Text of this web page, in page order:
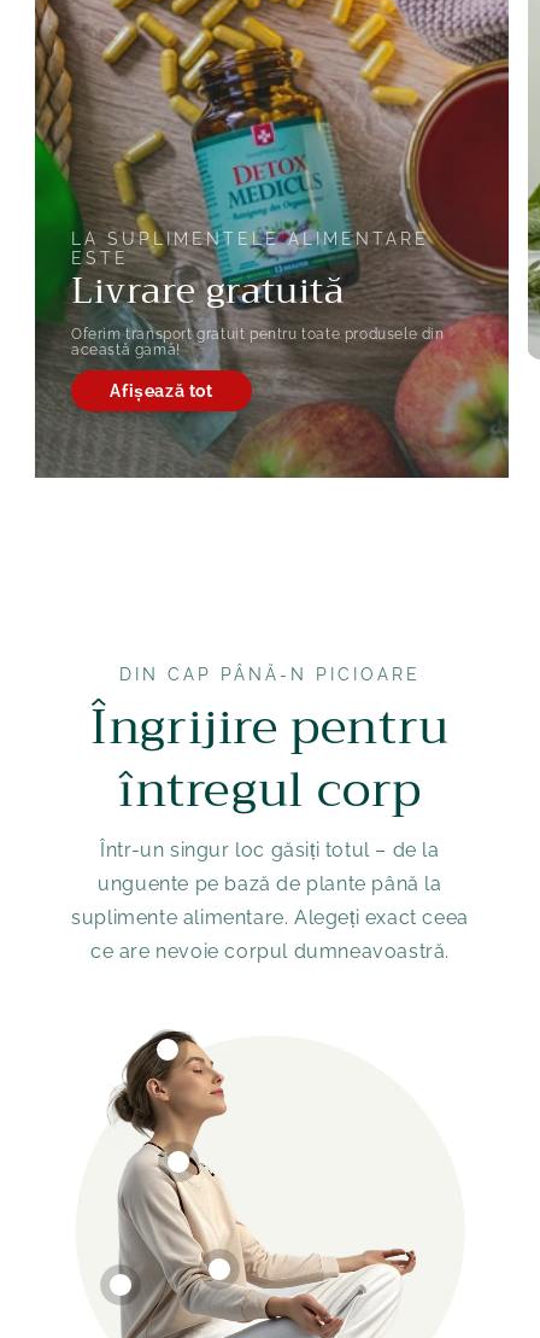
LA SUPLIMENTELE ALIMENTARE
ESTE
Livrare gratuită
Oferim transport gratuit pentru toate produsele din
această gamă!
Afișează tot
DIN CAP PÂNĂ-N PICIOARE
Îngrijire pentru
întregul corp
Într-un singur loc găsiți totul – de la
unguente pe bază de plante până la
suplimente alimentare. Alegeți exact ceea
ce are nevoie corpul dumneavoastră.